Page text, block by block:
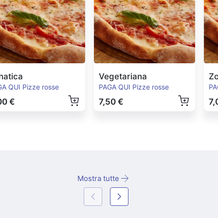
QUI Pizze rosse
€
Vegetariana
PAGA QUI Pizze rosse
7,50 €
Mostra tutte